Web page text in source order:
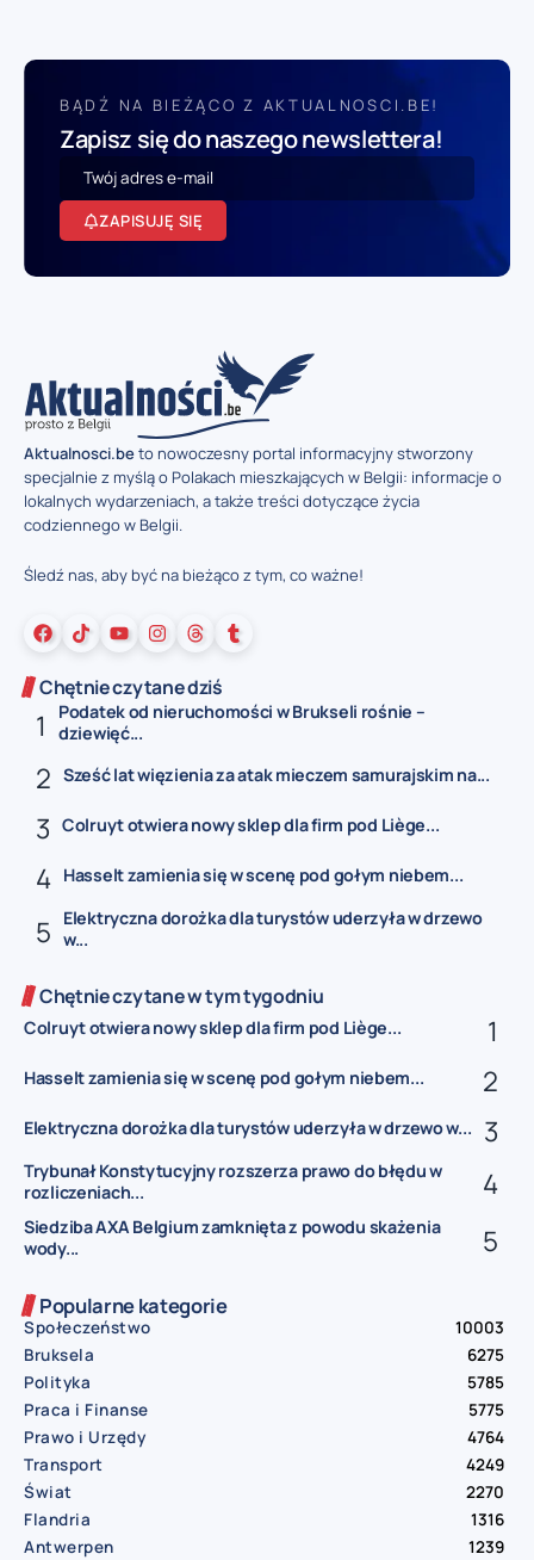
BĄDŹ NA BIEŻĄCO Z AKTUALNOSCI.BE!
Zapisz się do naszego newslettera!
ZAPISUJĘ SIĘ
Aktualnosci.beto nowoczesny portal informacyjny stworzony
specjalnie z myślą o Polakach mieszkających w Belgii: informacje o
lokalnych wydarzeniach, a także treści dotyczące życia
codziennego w Belgii.
Śledź nas, aby być na bieżąco z tym, co ważne!
Chętnie czytane dziś
Podatek od nieruchomości w Brukseli rośnie –
dziewięć...
Sześć lat więzienia za atak mieczem samurajskim na...
Colruyt otwiera nowy sklep dla firm pod Liège...
Hasselt zamienia się w scenę pod gołym niebem...
Elektryczna dorożka dla turystów uderzyła w drzewo
w...
Chętnie czytane w tym tygodniu
Colruyt otwiera nowy sklep dla firm pod Liège...
Hasselt zamienia się w scenę pod gołym niebem...
Elektryczna dorożka dla turystów uderzyła w drzewo w...
Trybunał Konstytucyjny rozszerza prawo do błędu w
rozliczeniach...
Siedziba AXA Belgium zamknięta z powodu skażenia
wody...
Popularne kategorie
Społeczeństwo
10003
Bruksela
6275
Polityka
5785
Praca i Finanse
5775
Prawo i Urzędy
4764
Transport
4249
Świat
2270
Flandria
1316
Antwerpen
1239